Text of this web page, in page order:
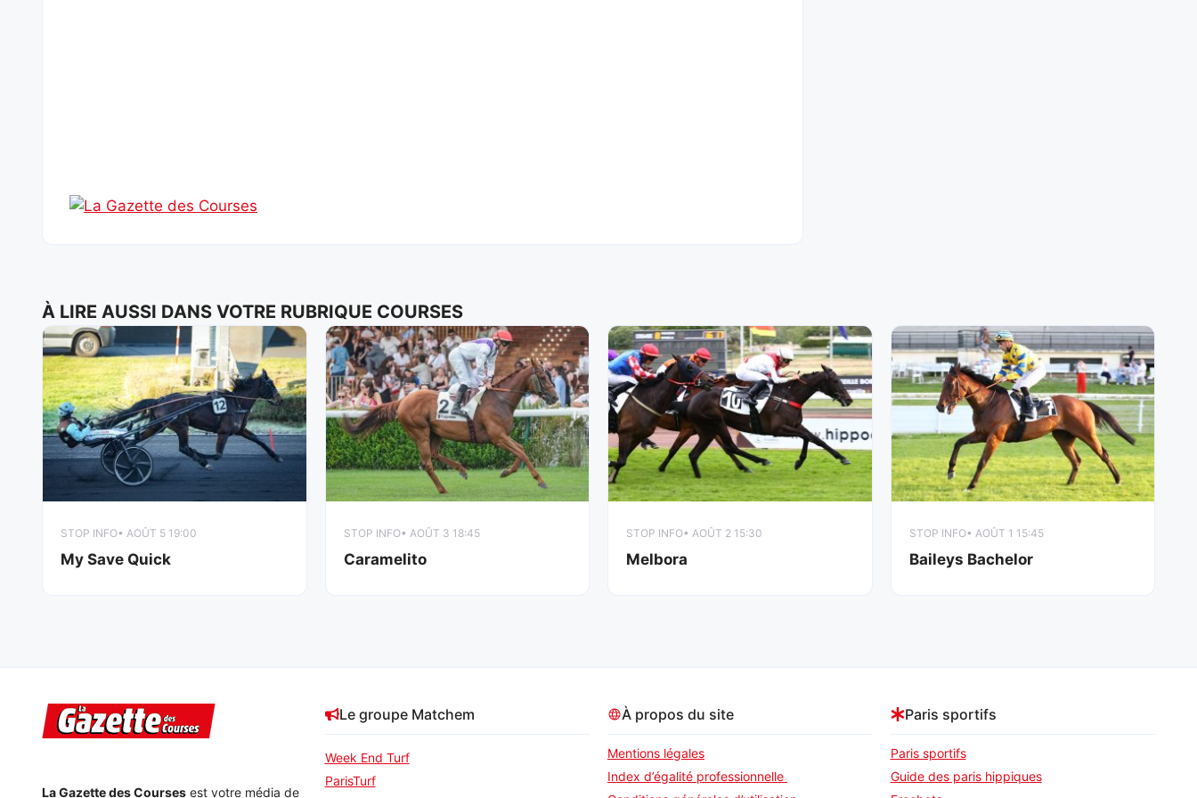
À LIRE AUSSI DANS VOTRE RUBRIQUE COURSES
STOP INFO• AOÛT 5 19:00
My Save Quick
STOP INFO• AOÛT 3 18:45
Caramelito
STOP INFO• AOÛT 2 15:30
Melbora
STOP INFO• AOÛT 1 15:45
Baileys Bachelor
La Gazette des Courses est votre média de
Le groupe Matchem
Week End Turf
ParisTurf
À propos du site
Mentions légales
Index d’égalité professionnelle
Paris sportifs
Paris sportifs
Guide des paris hippiques